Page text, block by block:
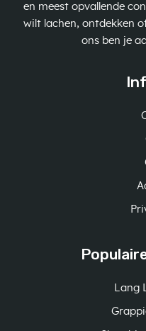
en meest opvallende
wilt lachen, ontdekken
ons ben je
Lang